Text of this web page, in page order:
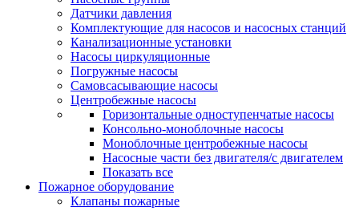
Датчики давления
Комплектующие для насосов и насосных станций
Канализационные установки
Насосы циркуляционные
Погружные насосы
Самовсасывающие насосы
Центробежные насосы
Горизонтальные одноступенчатые насосы
Консольно-моноблочные насосы
Моноблочные центробежные насосы
Насосные части без двигателя/с двигателем
Показать все
Пожарное оборудование
Клапаны пожарные